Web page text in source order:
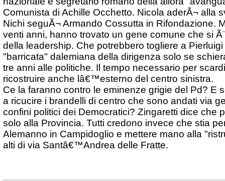
Comunista di Achille Occhetto. Nicola aderÃ¬ alla
Nichi seguÃ¬ Armando Cossutta in Rifondazione.
venti anni, hanno trovato un gene comune che si
della leadership. Che potrebbero togliere a
"barricata" dalemiana della dirigenza solo se
tre anni alle politiche. Il tempo necessario per
ricostruire anche lâ€™esterno del centro sinistra.
Ce la faranno contro le eminenze grigie del Pd? E
a ricucire i brandelli di centro che sono andati via
confini politici dei Democratici? Zingaretti dice che
solo alla Provincia. Tutti credono invece che stia
Alemanno in Campidoglio e mettere mano alla
alti di via Santâ€™Andrea delle Fratte.